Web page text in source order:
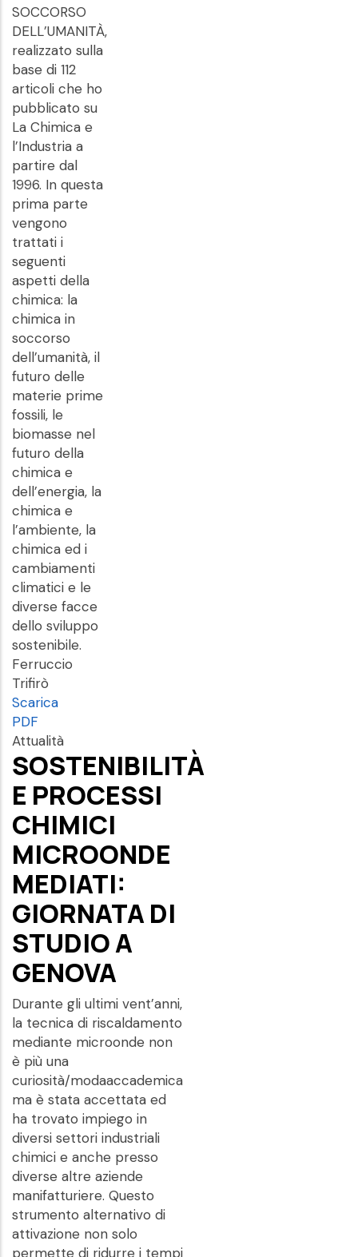
SOCCORSO
DELL’UMANITÀ,
realizzato sulla
base di 112
articoli che ho
pubblicato su
La Chimica e
l’Industria a
partire dal
1996. In questa
prima parte
vengono
trattati i
seguenti
aspetti della
chimica: la
chimica in
soccorso
dell’umanità, il
futuro delle
materie prime
fossili, le
biomasse nel
futuro della
chimica e
dell’energia, la
chimica e
l’ambiente, la
chimica ed i
cambiamenti
climatici e le
diverse facce
dello sviluppo
sostenibile.
Ferruccio
Trifirò
Scarica
PDF
Attualità
SOSTENIBILITÀ
E PROCESSI
CHIMICI
MICROONDE
MEDIATI:
GIORNATA DI
STUDIO A
GENOVA
Durante gli ultimi vent’anni,
la tecnica di riscaldamento
mediante microonde non
è più una
curiosità/modaaccademica
ma è stata accettata ed
ha trovato impiego in
diversi settori industriali
chimici e anche presso
diverse altre aziende
manifatturiere. Questo
strumento alternativo di
attivazione non solo
permette di ridurre i tempi